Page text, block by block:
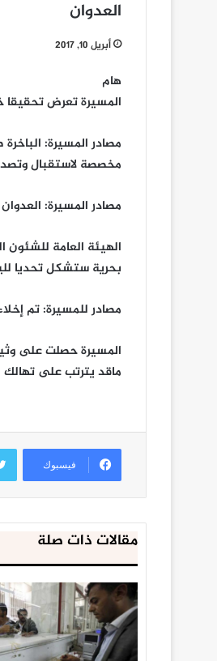
العدوان
أبريل 10, 2017
هام
المسيرة تعرض تحقيقا
مصادر المسيرة:
مخصصة لاستقبال
مصادر المسيرة:
الهيئة العامة للشئون
بحرية ستشكل تحديا
مصادر للمسيرة: تم
المسيرة حصلت على
ماقد يترتب على
فيسبوك
مقالات ذات صلة